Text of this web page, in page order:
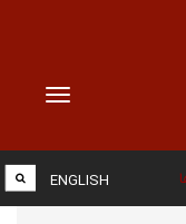
Toggle
ENGLISH